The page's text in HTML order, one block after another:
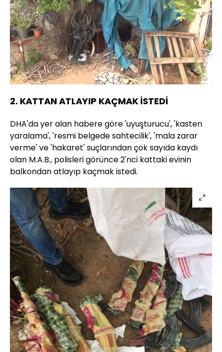
Sesi
Aç
720
Yüklendi:
21.24%
Oynatma
Hızı
2. KATTAN ATLAYIP KAÇMAK İSTEDİ
DHA'da yer alan habere göre 'uyuşturucu', 'kasten
yaralama', 'resmi belgede sahtecilik', 'mala zarar
verme' ve 'hakaret' suçlarından çok sayıda kaydı
olan M.A.B., polisleri görünce 2'nci kattaki evinin
balkondan atlayıp kaçmak istedi.